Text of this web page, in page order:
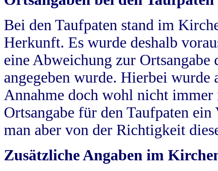
Bei den Taufpaten stand im
Herkunft. Es wurde deshalb
eine Abweichung zur
angegeben wurde. Hierbei wurde
Annahme doch wohl nicht
Ortsangabe für den Taufpaten
man aber von der Richtigkeit
Zusätzliche Angaben im